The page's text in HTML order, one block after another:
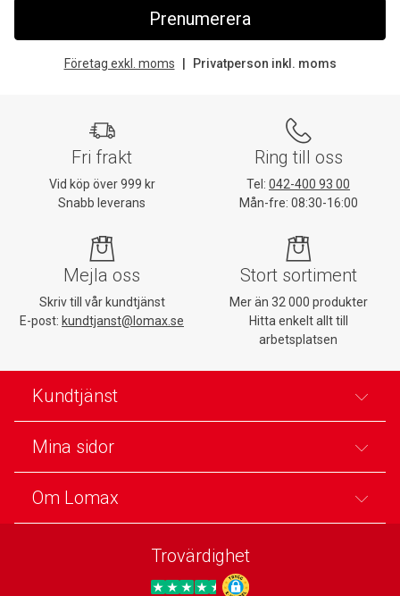
Prenumerera
Företag exkl. moms Privatperson inkl. moms
Fri frakt
Vid köp över 999 kr
Snabb leverans
Ring till oss
Tel: 042-400 93 00
Mån-fre: 08:30-16:00
Mejla oss
Skriv till vår kundtjänst
E-post: kundtjanst@lomax.se
Stort sortiment
Mer än 32 000 produkter
Hitta enkelt allt till
arbetsplatsen
Kundtjänst
Mina sidor
Om Lomax
Trovärdighet